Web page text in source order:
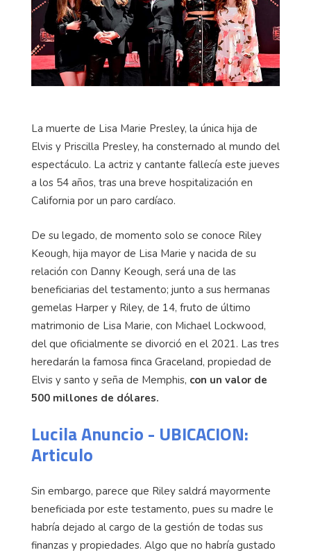
La muerte de Lisa Marie Presley, la única hija de
Elvis y Priscilla Presley, ha consternado al mundo del
espectáculo. La actriz y cantante fallecía este jueves
a los 54 años, tras una breve hospitalización en
California por un paro cardíaco.
De su legado, de momento solo se conoce Riley
Keough, hija mayor de Lisa Marie y nacida de su
relación con Danny Keough, será una de las
beneficiarias del testamento; junto a sus hermanas
gemelas Harper y Riley, de 14, fruto de último
matrimonio de Lisa Marie, con Michael Lockwood,
del que oficialmente se divorció en el 2021. Las tres
heredarán la famosa finca Graceland, propiedad de
Elvis y santo y seña de Memphis, con un valor de
500 millones de dólares.
Lucila Anuncio - UBICACION:
Articulo
Sin embargo, parece que Riley saldrá mayormente
beneficiada por este testamento, pues su madre le
habría dejado al cargo de la gestión de todas sus
finanzas y propiedades. Algo que no habría gustado